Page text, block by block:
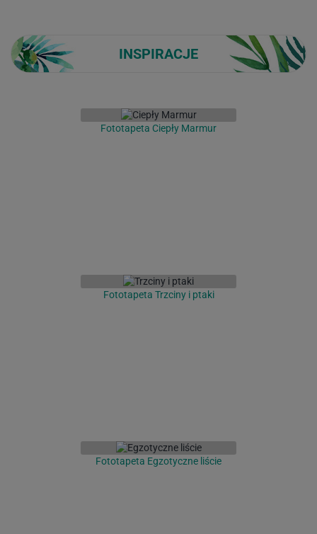
INSPIRACJE
Fototapeta Ciepły Marmur
Fototapeta Trzciny i ptaki
Fototapeta Egzotyczne liście